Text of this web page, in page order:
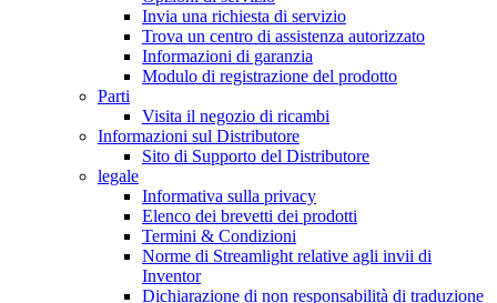
Invia una richiesta di servizio
Trova un centro di assistenza autorizzato
Informazioni di garanzia
Modulo di registrazione del prodotto
Parti
Visita il negozio di ricambi
Informazioni sul Distributore
Sito di Supporto del Distributore
legale
Informativa sulla privacy
Elenco dei brevetti dei prodotti
Termini & Condizioni
Norme di Streamlight relative agli invii di
Inventor
Dichiarazione di non responsabilità di traduzione